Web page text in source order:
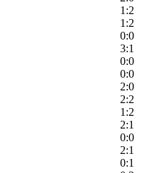
1:2
1:2
0:0
3:1
0:0
0:0
2:0
2:2
1:2
2:1
0:0
2:1
0:1